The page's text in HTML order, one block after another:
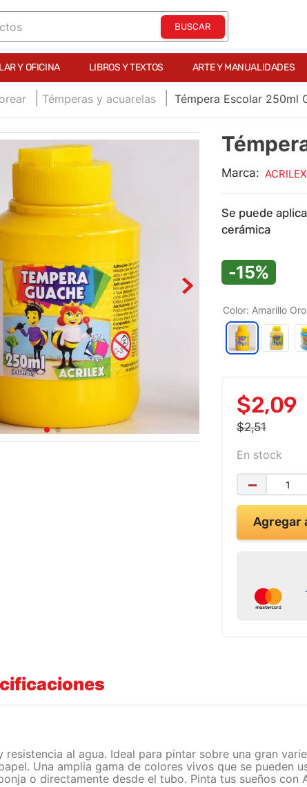
Y OFICINA LIBROS Y TEXTOS ARTE Y MANUALIDADES
Témperas y acuarelas Témpera Escolar 250ml
Marca: ACRILEX
Se puede
cerámica
-15%
Color: Amarillo Oro
$2,09
$2,51
En stock
－
Agregar
al agua. Ideal para pintar sobre una gran
Una amplia gama de colores vivos que se pueden
o directamente desde el tubo. Pinta tus sueños con
BUSCADOS